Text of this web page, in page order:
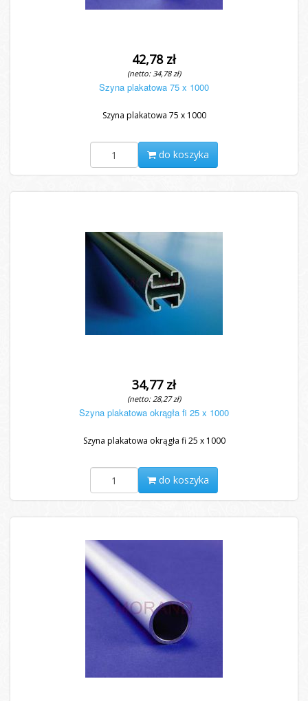
42,78 zł
(netto: 34,78 zł)
Szyna plakatowa 75 x 1000
Szyna plakatowa 75 x 1000
do koszyka
34,77 zł
(netto: 28,27 zł)
Szyna plakatowa okrągła fi 25 x 1000
Szyna plakatowa okrągła fi 25 x 1000
do koszyka